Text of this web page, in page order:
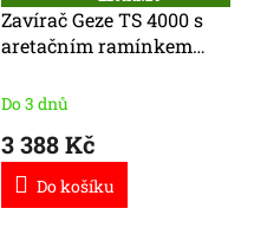
D
A
R
Zavírač Geze TS 4000 s
aretačním ramínkem
Do 3 dnů
3 388 Kč
Do košíku